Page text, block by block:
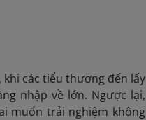
các tiểu thương đến lấy
nhập về lớn. Ngược lại,
muốn trải nghiệm không